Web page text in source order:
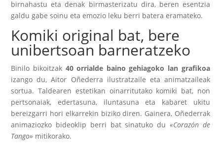
birnahastu eta denak birmasterizatu dira, beren esentzia
galdu gabe soinu eta emozio leku berri batera eramateko.
Komiki original bat, bere
unibertsoan barneratzeko
Binilo bikoitzak 40 orrialde baino gehiagoko lan grafikoa
izango du, Aitor Oñederra ilustratzaile eta animatzaileak
sortua. Taldearen estetikan oinarritutako komiki bat, non
pertsonaiak, edertasuna, iluntasuna eta kabaret ukitu
bereizgarri hori elkarrekin biziko diren. Gainera, Oñederrak
animaziozko bideoklip berri bat sinatuko du «Corazón de
Tango» mitikorako.